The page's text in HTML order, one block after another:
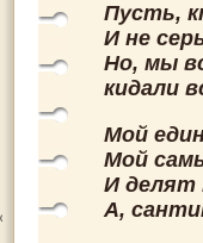
Пусть,
И не
Но, мы
кидали
Мой
Мой
И делят
А,